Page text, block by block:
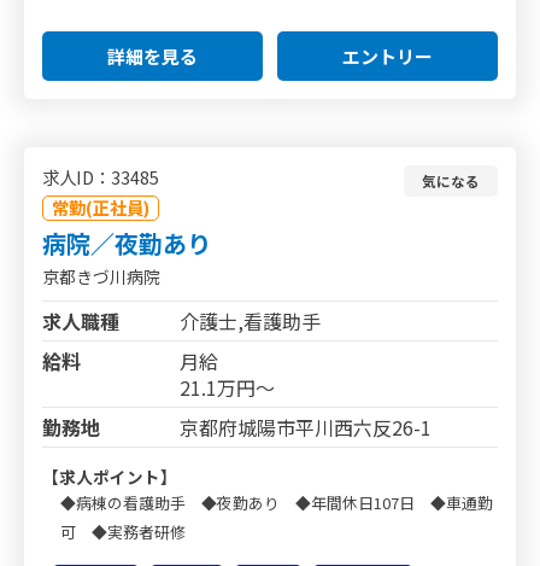
詳細を見る エントリー
求人ID：33485
常勤(正社員)
気になる
病院／夜勤あり
京都きづ川病院
求人職種
介護士,看護助手
給料
月給
21.1万円～
勤務地
京都府城陽市平川西六反26-1
【求人ポイント】
◆病棟の看護助手 ◆夜勤あり ◆年間休日107日 ◆車通勤
可 ◆実務者研修